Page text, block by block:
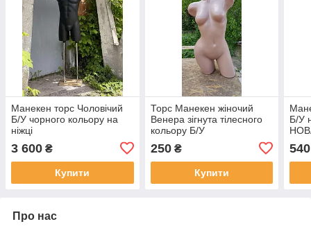
Манекен торс Чоловічий
Б/У чорного кольору на
ніжці
3 600 ₴
Купити
Торс Манекен жіночий
Венера зігнута тілесного
кольору Б/У
250₴
Купити
Б/У
540
Про нас